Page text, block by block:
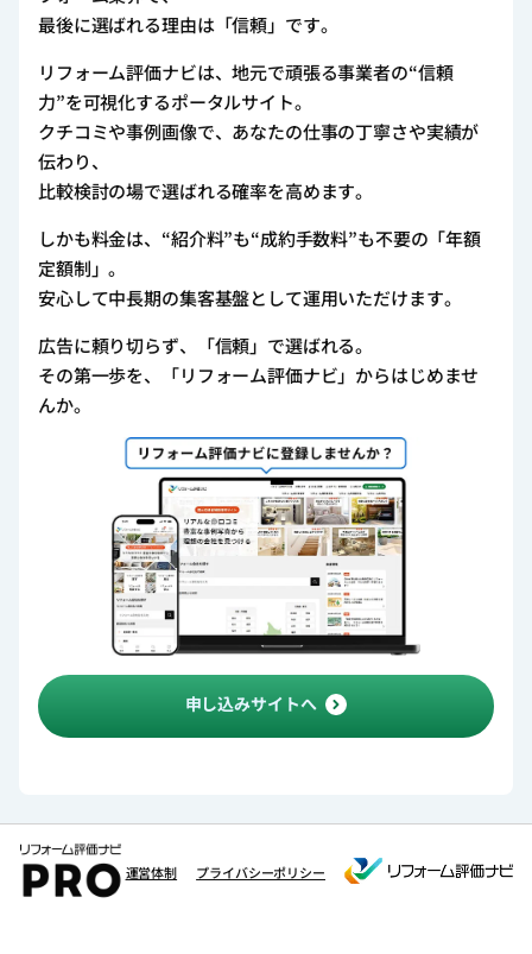
最後に選ばれる理由は「信頼」です。
リフォーム評価ナビは、地元で頑張る事業者の“信頼
力”を可視化するポータルサイト。
クチコミや事例画像で、あなたの仕事の丁寧さや実績が
伝わり、
比較検討の場で選ばれる確率を高めます。
しかも料金は、“紹介料”も“成約手数料”も不要の「年額
定額制」。
安心して中長期の集客基盤として運用いただけます。
広告に頼り切らず、「信頼」で選ばれる。
その第一歩を、「リフォーム評価ナビ」からはじめませ
んか。
申し込みサイトへ
運営体制 プライバシーポリシー